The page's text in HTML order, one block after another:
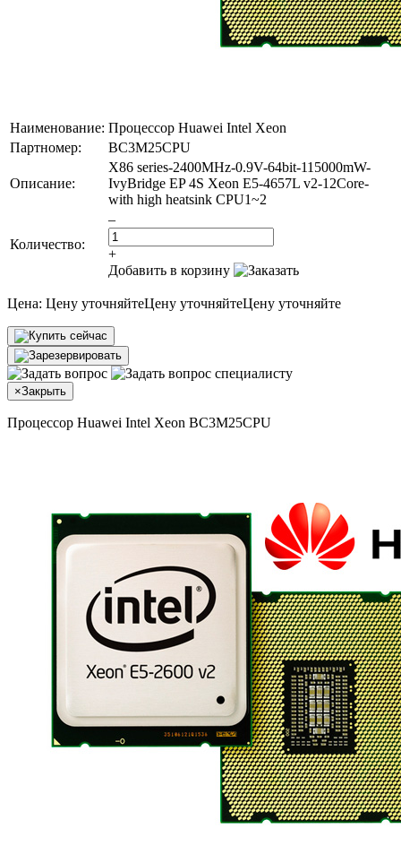
Наименование: Процессор Huawei Intel Xeon
Партномер:
BC3M25CPU
Описание:
X86 series-2400MHz-0.9V-64bit-115000mW-
IvyBridge EP 4S Xeon E5-4657L v2-12Core-
with high heatsink CPU1~2
Количество:
–
+
Добавить в корзину
Цена: Цену уточняйтеЦену уточняйтеЦену уточняйте
×Закрыть
Процессор Huawei Intel Xeon BC3M25CPU